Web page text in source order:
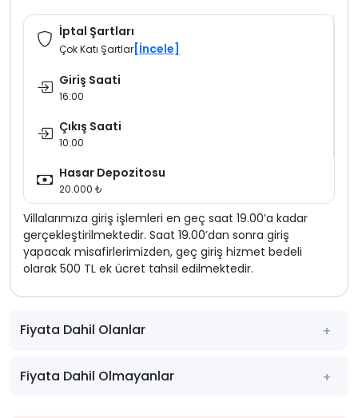
İptal Şartları
Çok Katı Şartlar [İncele]
Giriş Saati
16:00
Çıkış Saati
10:00
Hasar Depozitosu
20.000 ₺
Villalarımıza giriş işlemleri en geç saat 19.00’a kadar
gerçekleştirilmektedir. Saat 19.00’dan sonra giriş
yapacak misafirlerimizden, geç giriş hizmet bedeli
olarak 500 TL ek ücret tahsil edilmektedir.
Fiyata Dahil Olanlar
Fiyata Dahil Olmayanlar